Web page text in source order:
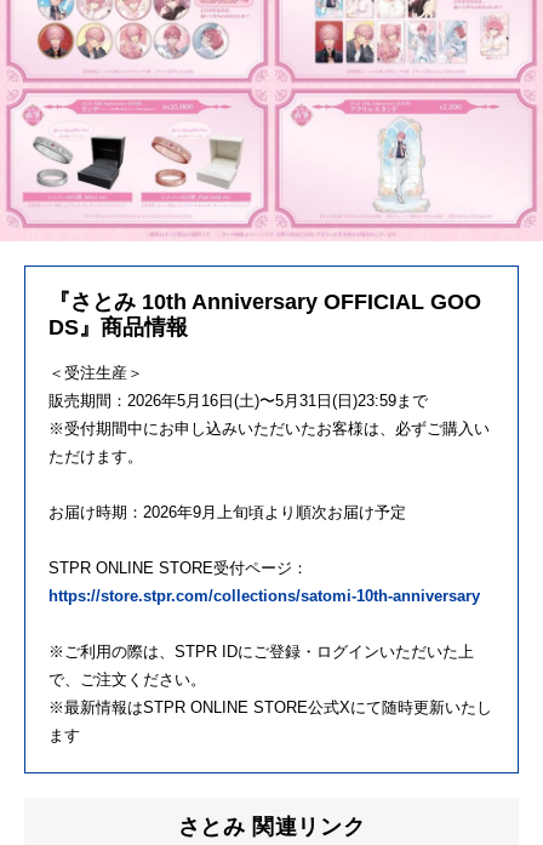
『さとみ 10th Anniversary OFFICIAL GOO
DS』商品情報
＜受注生産＞
販売期間：2026年5月16日(土)〜5月31日(日)23:59まで
※受付期間中にお申し込みいただいたお客様は、必ずご購入い
ただけます。
お届け時期：2026年9月上旬頃より順次お届け予定
STPR ONLINE STORE受付ページ：
https://store.stpr.com/collections/satomi-10th-anniversary
※ご利用の際は、STPR IDにご登録・ログインいただいた上
で、ご注文ください。
※最新情報はSTPR ONLINE STORE公式Xにて随時更新いたし
ます
さとみ 関連リンク